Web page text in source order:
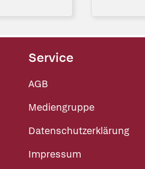
Service
AGB
Mediengruppe
Datenschutzerklärung
Impressum